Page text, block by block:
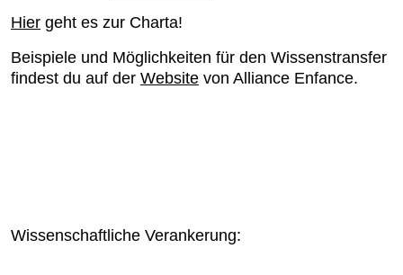
Hier geht es zur Charta!
Beispiele und Möglichkeiten für den Wissenstransfer
findest du auf der Website von Alliance Enfance.
Wissenschaftliche Verankerung: